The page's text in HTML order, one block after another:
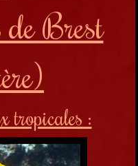
de Brest
tropicales :